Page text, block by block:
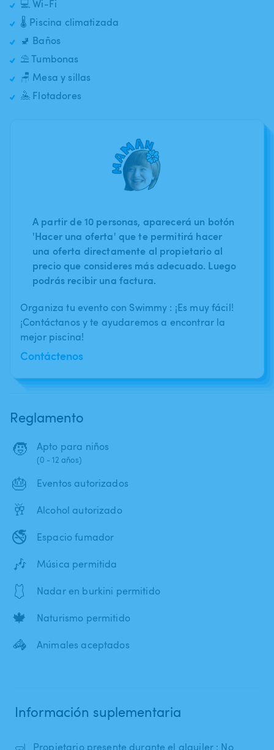
💻 Wi-Fi
🌡️ Piscina climatizada
🚽 Baños
⛱️ Tumbonas
🪑 Mesa y sillas
🤽 Flotadores
A partir de 10 personas, aparecerá un botón
'Hacer una oferta' que te permitirá hacer
una oferta directamente al propietario al
precio que consideres más adecuado. Luego
podrás recibir una factura.
Organiza tu evento con Swimmy : ¡Es muy fácil!
¡Contáctanos y te ayudaremos a encontrar la
mejor piscina!
Contáctenos
Reglamento
🧒 Apto para niños
(0 - 12 años)
🎂 Eventos autorizados
🥂 Alcohol autorizado
🚭 Espacio fumador
🎶 Música permitida
🩱 Nadar en burkini permitido
🍁 Naturismo permitido
🦓 Animales aceptados
Información suplementaria
Propietario presente durante el alquiler : No